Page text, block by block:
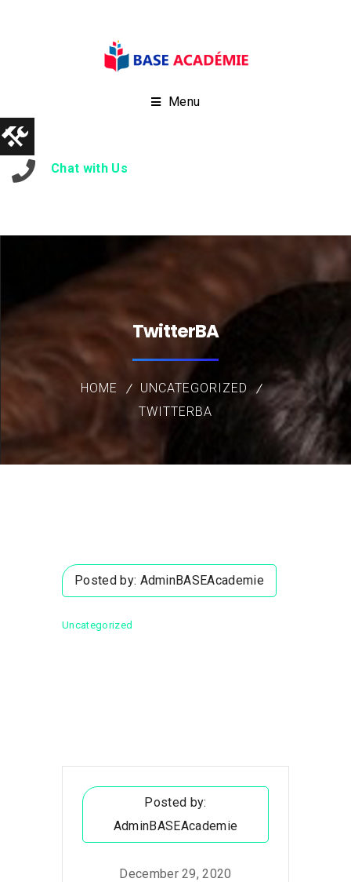
Menu
Chat with Us
TwitterBA
HOME
UNCATEGORIZED
TWITTERBA
Posted by: AdminBASEAcademie
Uncategorized
Posted by:
AdminBASEAcademie
December 29, 2020